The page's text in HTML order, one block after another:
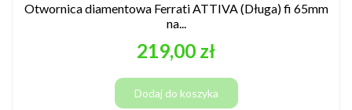
Otwornica diamentowa Ferrati ATTIVA (Długa) fi 65mm
na...
Cena
219,00 zł
Dodaj do koszyka